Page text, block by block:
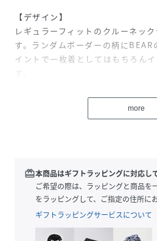
【デザイン】
レギュラーフィットのクルーネッ
す。ランダムボーダーの柄にBEAR
イントで一枚着としてはもちろん
す。
60/2のコンパクト糸（綿糸の表面
ロンドンのシンボル、バッキンガ
ッキンガムベア。
おすすめ着用期間：春/夏
more
redeem本商品はギフトラッピングに対応し
ご希望の際は、ラッピングと商品を
をラッピングして、ご指定の住所に
ギフトラッピングサービスについて